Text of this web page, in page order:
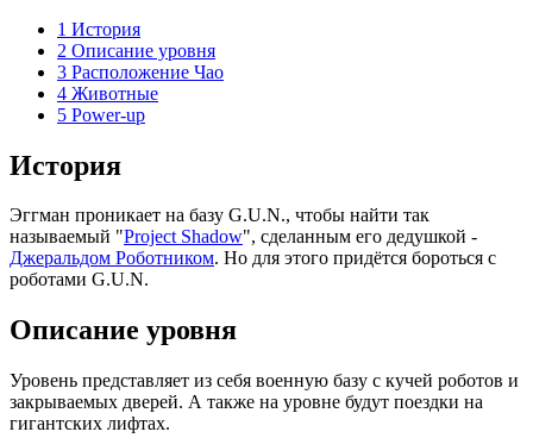
1 История
2 Описание уровня
3 Расположение Чао
4 Животные
5 Power-up
История
Эггман проникает на базу G.U.N., чтобы найти так
называемый "Project Shadow", сделанным его дедушкой -
Джеральдом Роботником. Но для этого придётся бороться с
роботами G.U.N.
Описание уровня
Уровень представляет из себя военную базу с кучей роботов и
закрываемых дверей. А также на уровне будут поездки на
гигантских лифтах.